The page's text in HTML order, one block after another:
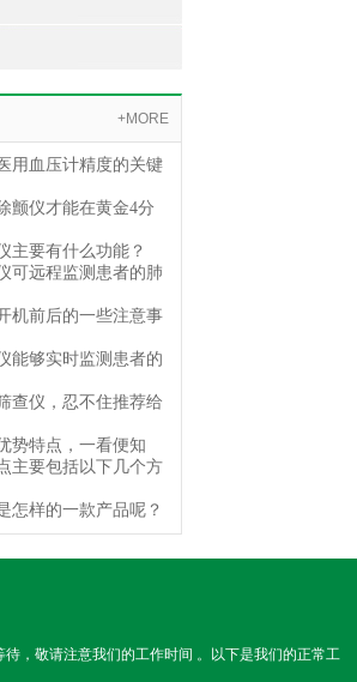
+MORE
用血压计精度的关键
颤仪才能在黄金4分
主要有什么功能？
可远程监测患者的肺
机前后的一些注意事
能够实时监测患者的
查仪，忍不住推荐给
势特点，一看便知
主要包括以下几个方
怎样的一款产品呢？
待，敬请注意我们的工作时间 。以下是我们的正常工